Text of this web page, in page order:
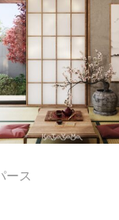
ース